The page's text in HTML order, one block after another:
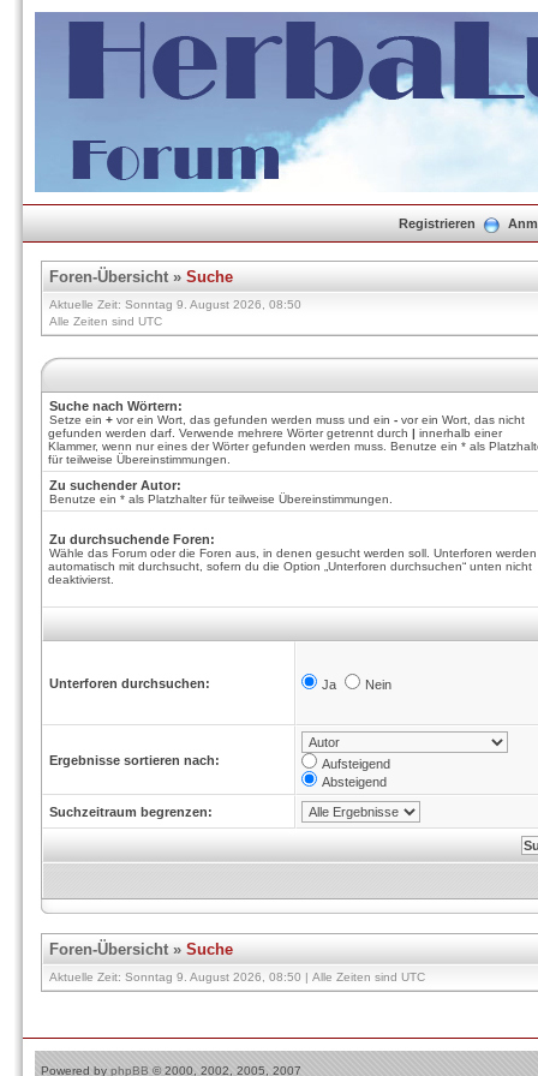
Registrieren
Foren-Übersicht» Suche
Aktuelle Zeit: Sonntag 9. August 2026, 08:50
Alle Zeiten sind UTC
Suche nach Wörtern:
Setze ein + vor ein Wort, das gefunden werden muss und ein - vor ein Wort, das nicht
gefunden werden darf. Verwende mehrere Wörter getrennt durch | innerhalb einer
Klammer, wenn nur eines der Wörter gefunden werden muss. Benutze ein * als
für teilweise Übereinstimmungen.
Zu suchender Autor:
Benutze ein * als Platzhalter für teilweise Übereinstimmungen.
Zu durchsuchende Foren:
Wähle das Forum oder die Foren aus, in denen gesucht werden soll. Unterforen werden
automatisch mit durchsucht, sofern du die Option „Unterforen durchsuchen“ unten nicht
deaktivierst.
Unterforen durchsuchen: Ja Nein
Ergebnisse sortieren nach:
Aufsteigend
Absteigend
Suchzeitraum begrenzen:
Foren-Übersicht» Suche
Aktuelle Zeit: Sonntag 9. August 2026, 08:50 | Alle Zeiten sind UTC
Powered by phpBB © 2000, 2002, 2005, 2007